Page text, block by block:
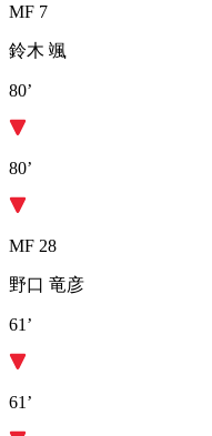
MF 7
鈴木 颯
80’
80’
MF 28
野口 竜彦
61’
61’